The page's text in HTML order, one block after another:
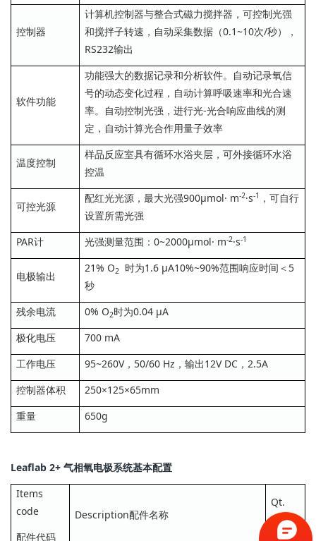
控制器
计算机控制器与整合式磁力搅拌器，可控制光强
和搅拌子转速，自动采集数据（0.1~10次/秒），
RS232输出
软件功能
功能强大的数据记录和分析软件。自动记录氧信
号的动态变化过程，自动计算呼吸速率和光合速
率。自动控制光强，进行光-光合响应曲线的测
定，自动计算光合作用量子效率
温度控制
样品反应室具有循环水浴夹层，可外接循环水浴
控温
可控光源
配红光光源，最大光强900μmol· m-2·s-1 ，可自行
设置所需光强
PAR计
光强测量范围：0~2000μmol· m-2·s-1
电极输出
21% O2
时为1.6 μA10%~90%范围响应时间＜5
秒
残余电流
0% O2时为0.04 μA
极化电压
700 mA
工作电压
95~260V，50/60 Hz，输出12V DC，2.5A
控制器体积
250×125×65mm
重量
650g
Leaflab 2+ 气相氧电极系统基本配置
Items
code
配件代码
Description配件名称
Qt.
数量